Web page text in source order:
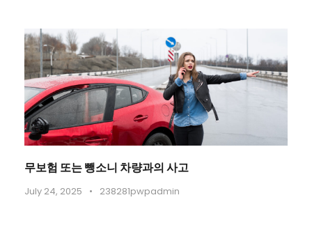
무보험 또는 뺑소니 차량과의 사고
July 24, 2025 • 238281pwpadmin